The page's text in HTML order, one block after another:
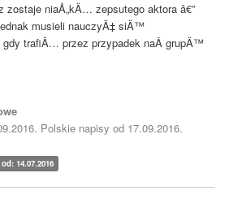
zostaje niaÅ„kÄ… zepsutego aktora â€”
musieli nauczyÄ‡ siÄ™
gdy trafiÄ… przez przypadek naÂ grupÄ™
Polskie napisy od 17.09.2016.
14.07.2016